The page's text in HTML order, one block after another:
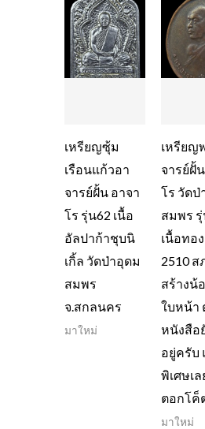
เหรียญซุ้ม
เรือนแก้วอา
จารย์ฝั้น อาจา
โร รุ่น62 เนื้อ
อัลปาก้าชุบนิ
เกิ้ล วัดป่าอุดม
สมพร
จ.สกลนคร
มาใหม่
เหรียญ
จารย์ฝั้
โร วัดป่
สมพร รุ่
เนื้อทอ
2510
สร้างน้
ใบหน้า
หนังสือ
อยู่ครับ
พิเศษเ
ตอกโค็
มาใหม่